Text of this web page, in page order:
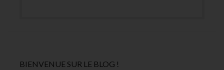
BIENVENUE SUR LE BLOG !